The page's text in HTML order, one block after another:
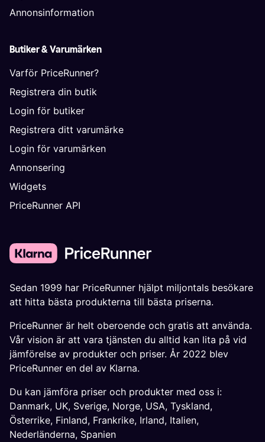
Annonsinformation
Butiker & Varumärken
Varför PriceRunner?
Registrera din butik
Login för butiker
Registrera ditt varumärke
Login för varumärken
Annonsering
Widgets
PriceRunner API
Sedan 1999 har PriceRunner hjälpt miljontals besökare
att hitta bästa produkterna till bästa priserna.
PriceRunner är helt oberoende och gratis att använda.
Vår vision är att vara tjänsten du alltid kan lita på vid
jämförelse av produkter och priser. År 2022 blev
PriceRunner en del av Klarna.
Du kan jämföra priser och produkter med oss i:
Danmark, UK, Sverige, Norge, USA, Tyskland,
Österrike, Finland, Frankrike, Irland, Italien,
Nederländerna, Spanien